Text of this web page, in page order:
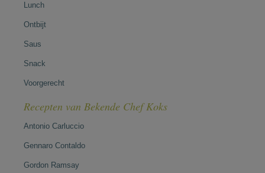
Lunch
Ontbijt
Saus
Snack
Voorgerecht
Recepten van Bekende Chef Koks
Antonio Carluccio
Gennaro Contaldo
Gordon Ramsay